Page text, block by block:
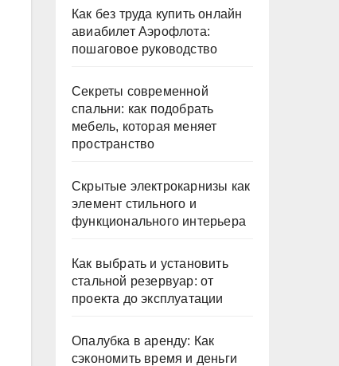
Как без труда купить онлайн
авиабилет Аэрофлота:
пошаговое руководство
Секреты современной
спальни: как подобрать
мебель, которая меняет
пространство
Скрытые электрокарнизы как
элемент стильного и
функционального интерьера
Как выбрать и установить
стальной резервуар: от
проекта до эксплуатации
Опалубка в аренду: Как
сэкономить время и деньги